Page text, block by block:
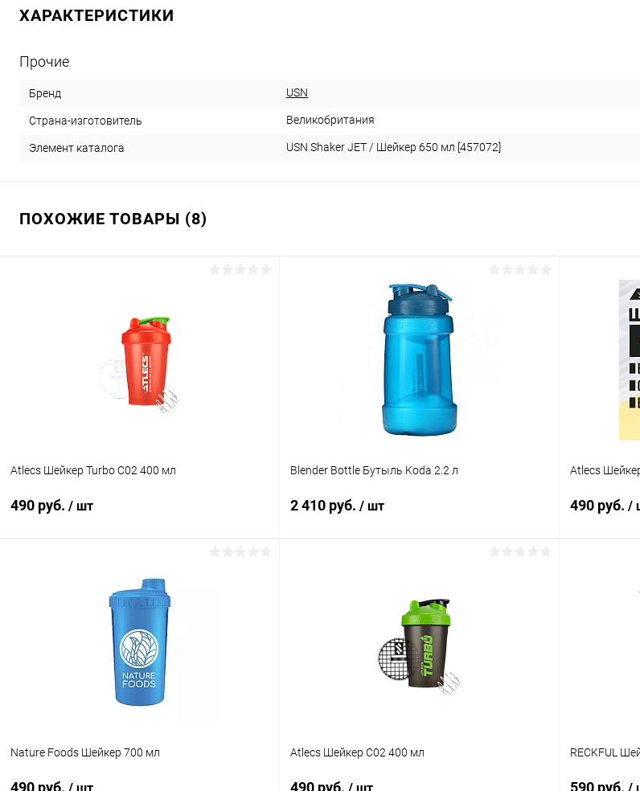
ХАРАКТЕРИСТИКИ
Прочие
Бренд USN
Страна-изготовитель Великобритания
Элемент каталога USN Shaker JET / Шейкер 650 мл [457072]
ПОХОЖИЕ ТОВАРЫ (8)
Atlecs Шейкер Turbo C02 400 мл
490 руб. / шт
Blender Bottle Бутыль Koda 2.2 л
2 410 руб. / шт
Atlecs
490 руб. /
Купить в 1
Nature Foods Шейкер 700 мл
490 руб.
Atlecs Шейкер C02 400 мл
490 руб.
RECKFUL
590 руб.